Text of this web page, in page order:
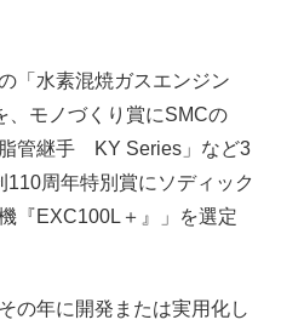
「水素混焼ガスエンジン
、モノづくり賞にSMCの
脂管継手 KY Series」など3
周年特別賞にソディック
『EXC100L＋』」を選定
の年に開発または実用化し